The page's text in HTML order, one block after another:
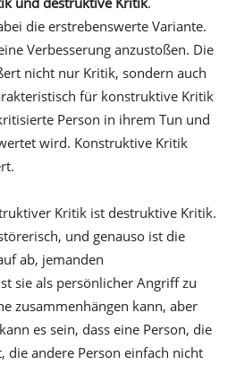
die erstrebenswerte Variante.
Verbesserung anzustoßen. Die
nicht nur Kritik, sondern auch
für konstruktive Kritik
Person in ihrem Tun und
wird. Konstruktive Kritik
Kritik ist destruktive Kritik.
und genauso ist die
ab, jemanden
sie als persönlicher Angriff zu
zusammenhängen kann, aber
es sein, dass eine Person, die
die andere Person einfach nicht